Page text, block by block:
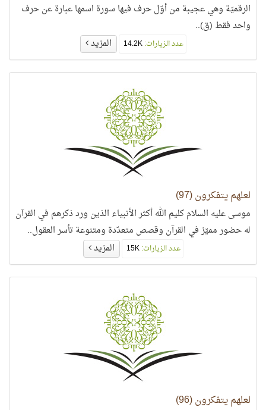
الرقميّة وهي عجيبة من أوّل حرف فيها سورة اسمها عبارة عن حرف
واحد فقط (ق)..
عدد الزيارات:14.2K المزيد
لعلهم يتفكرون (97)
موسى عليه السلام كليم الله أكثر الأنبياء الذين ورد ذكرهم في القرآن
له حضور مميّز في القرآن وقصص متعدّدة ومتنوعة تأسر العقول..
عدد الزيارات:15K المزيد
لعلهم يتفكرون (96)